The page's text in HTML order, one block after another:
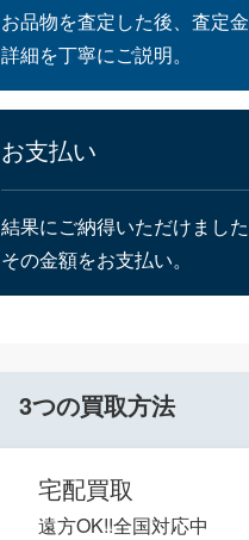
お品物を査定した後、査定
詳細を丁寧にご説明。
お支払い
結果にご納得いただけました
その金額をお支払い。
3つの買取方法
宅配買取
遠方OK!!全国対応中